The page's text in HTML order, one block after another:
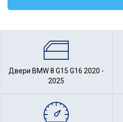
Двери BMW 8 G15 G16 2020 -
2025